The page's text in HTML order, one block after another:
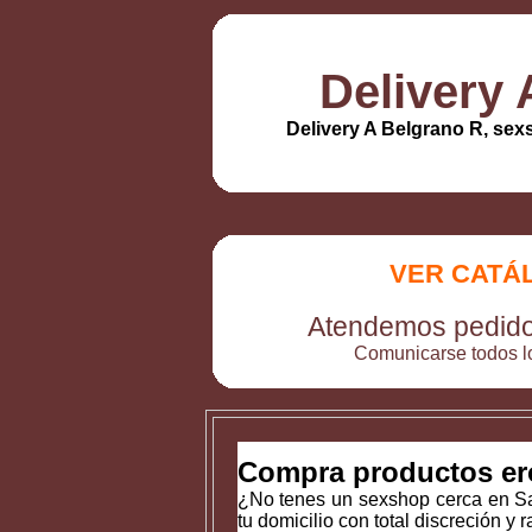
Delivery
Delivery A Belgrano R,
VER
Atendemos
Comunicarse todos
Compra productos
¿No tenes un sexshop cerca en
tu domicilio con total discreción y